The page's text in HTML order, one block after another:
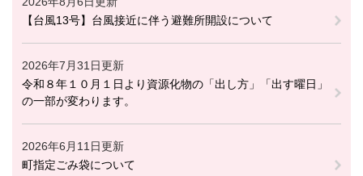
【台風13号】台風接近に伴う避難所開設について
2026年7月31日更新
令和８年１０月１日より資源化物の「出し方」「出す曜日」
の一部が変わります。
2026年6月11日更新
町指定ごみ袋について